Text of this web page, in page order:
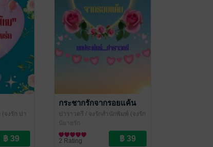
จงรัก ปา
าณชนก)
กระชากรักจากรอยแค้น
ปาราวตรี / จงรักสำนักพิมพ์ (จงรัก
ปาราวตรี หยาดน้ำค้าง ปราณ
ชนก)
นิยายรัก
2 Rating